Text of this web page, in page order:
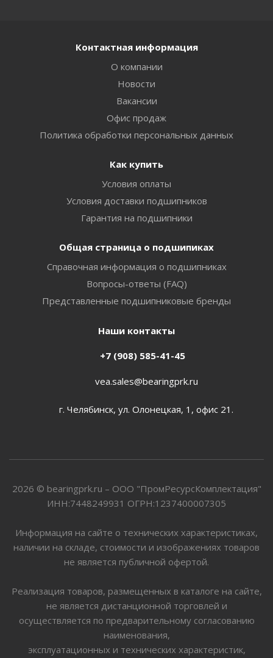
Контактная информация
О компании
Новости
Вакансии
Офис продаж
Политика обработки персональных данных
Как купить
Условия оплаты
Условия доставки подшипников
Гарантия на подшипники
Общая страница о подшипиках
Справочная информация о подшипниках
Вопросы-ответы (FAQ)
Представленные подшипниковые бренды
Наши контакты
+7 (908) 585-41-45
vea.sales@bearingprk.ru
г. Челябинск, ул. Олонецкая, 1, офис 21.
2026 © bearingprk.ru – ООО "ПромРесурсКомплектация"
ИНН:7448249931 ОГРН:1237400007305
Информация на сайте о технических характеристиках,
наличии на складе, стоимости и изображениях товаров
не является публичной офертой.
Реализация товаров, размещенных в каталоге на сайте,
не является дистанционной торговлей и
осуществляется по предварительному согласованию
наименования,
эксплуатационных и технических характеристик,